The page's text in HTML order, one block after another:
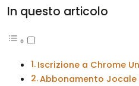
In questo articolo
Iscrizione a Chrome
Abbonamento Jocale